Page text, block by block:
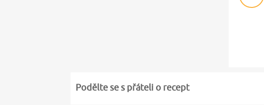
Podělte se s přáteli o recept